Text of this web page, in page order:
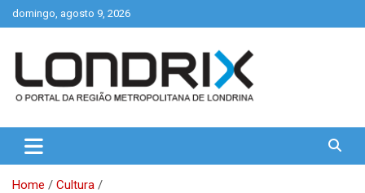
Skip
to
domingo, agosto 9, 2026
Londrix
Home
Cultura